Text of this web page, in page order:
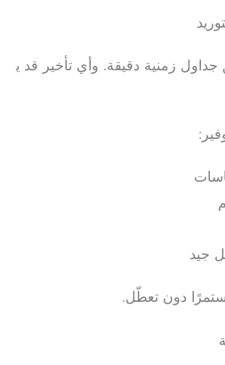
زمنية دقيقة. وأي تأخير قد ي
جيد
دون تعطّل.